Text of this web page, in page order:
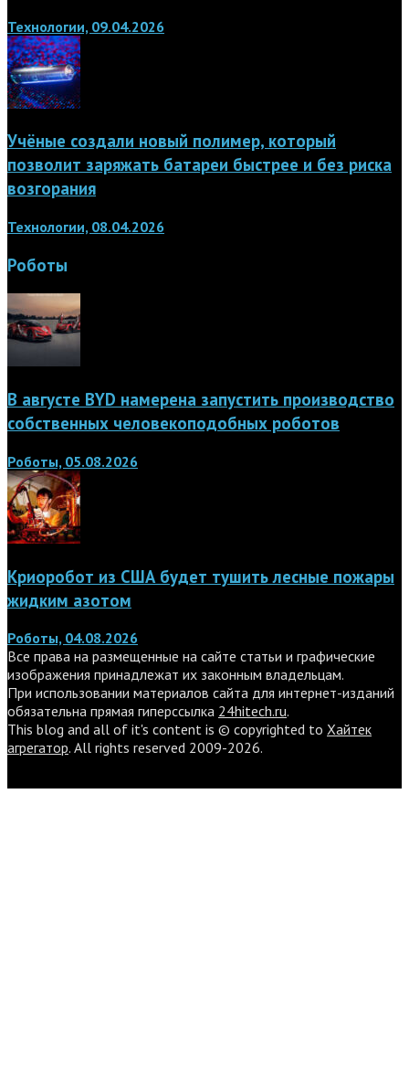
Технологии, 09.04.2026
Учёные создали новый полимер, который
позволит заряжать батареи быстрее и без риска
возгорания
Технологии, 08.04.2026
Роботы
В августе BYD намерена запустить производство
собственных человекоподобных роботов
Роботы, 05.08.2026
Криоробот из США будет тушить лесные пожары
жидким азотом
Роботы, 04.08.2026
Все права на размещенные на сайте статьи и графические
изображения принадлежат их законным владельцам.
При использовании материалов сайта для интернет-изданий
обязательна прямая гиперссылка 24hitech.ru.
This blog and all of it's content is © copyrighted to Хайтек
агрегатор. All rights reserved 2009-2026.